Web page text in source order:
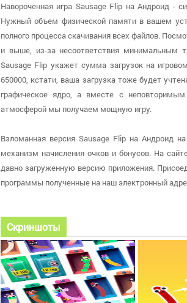
Навороченная игра Sausage Flip на Андроид -
Нужный объем физической памяти в вашем
полного процесса скачивания всех файлов.
и выше, из-за несоответствия минимальным
Sausage Flip укажет сумма загрузок на
650000, кстати, ваша загрузка тоже будет
графическое ядро, а вместе с
атмосферой мы получаем мощную игру.
Взломанная версия Sausage Flip на Андроид
механизм начисления очков и бонусов. На
давно загруженную версию приложения.
программы полученные на наш электронный
Скриншоты